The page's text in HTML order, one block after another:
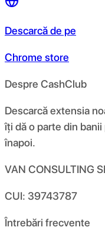
Descarcă de pe
Chrome store
Despre CashClub
Descarcă extensia
îți dă o parte din
înapoi.
VAN CONSULTING
CUI: 39743787
Întrebări frecvente